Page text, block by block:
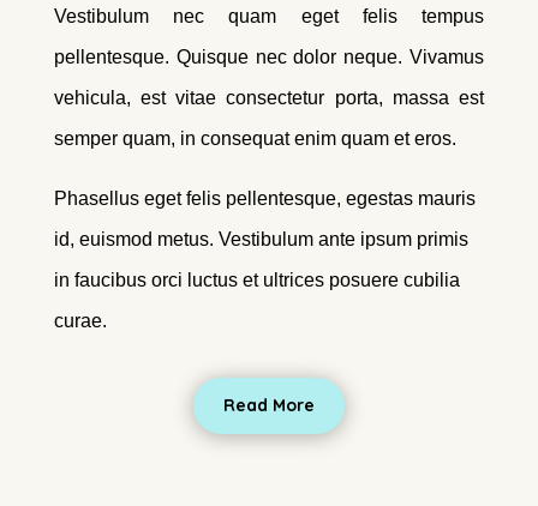
Vestibulum nec quam eget felis tempus
pellentesque. Quisque nec dolor neque. Vivamus
vehicula, est vitae consectetur porta, massa est
semper quam, in consequat enim quam et eros.
Phasellus eget felis pellentesque, egestas mauris
id, euismod metus. Vestibulum ante ipsum primis
in faucibus orci luctus et ultrices posuere cubilia
curae.
Read More